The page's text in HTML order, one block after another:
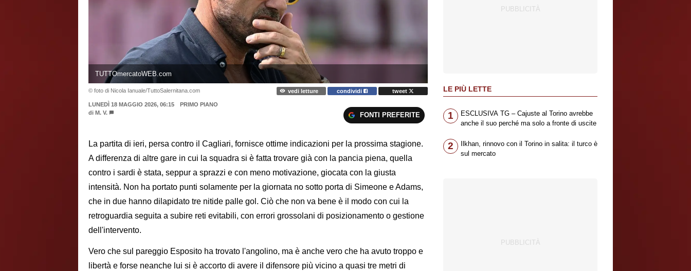
TUTTOmercatoWEB.com
© foto di Nicola Ianuale/TuttoSalernitana.com vedi letture condividi tweet
LUNEDÌ 18 MAGGIO 2026, 06:15
PRIMO PIANO
di M. V. FONTI PREFERITE
La partita di ieri, persa contro il Cagliari, fornisce ottime indicazioni per la prossima stagione.
A differenza di altre gare in cui la squadra si è fatta trovare già con la pancia piena, quella
contro i sardi è stata, seppur a sprazzi e con meno motivazione, giocata con la giusta
intensità. Non ha portato punti solamente per la giornata no sotto porta di Simeone e Adams,
che in due hanno dilapidato tre nitide palle gol. Ciò che non va bene è il modo con cui la
retroguardia seguita a subire reti evitabili, con errori grossolani di posizionamento o gestione
dell'intervento.
Vero che sul pareggio Esposito ha trovato l'angolino, ma è anche vero che ha avuto troppo e
libertà e forse neanche lui si è accorto di avere il difensore più vicino a quasi tre metri di
LE PIÙ LETTE
1
ESCLUSIVA TG – Cajuste al Torino avrebbe
anche il suo perché ma solo a fronte di uscite
2
Ilkhan, rinnovo con il Torino in salita: il turco è
sul mercato